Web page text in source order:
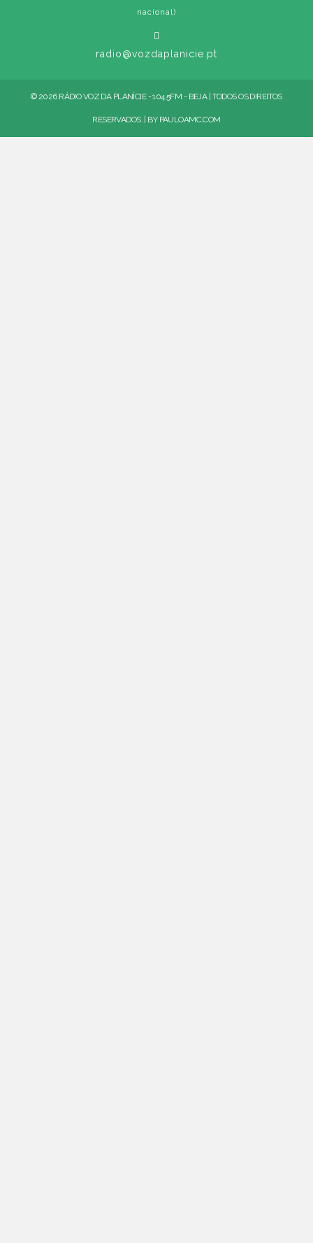
nacional)
radio@vozdaplanicie.pt
© 2026 RÁDIO VOZ DA PLANÍCIE - 104.5FM - BEJA | TODOS OS DIREITOS
RESERVADOS. | BY PAULOAMC.COM